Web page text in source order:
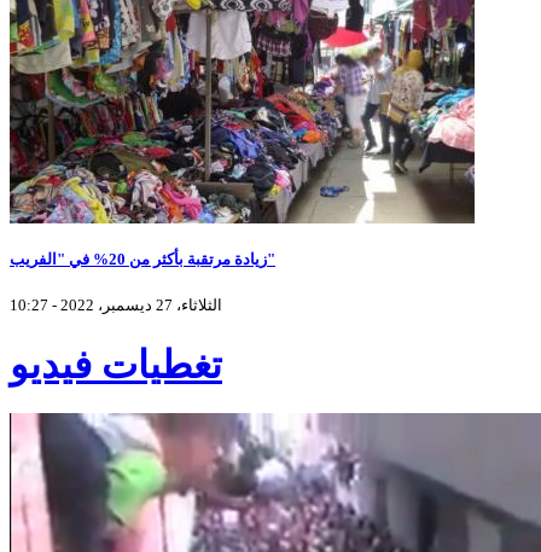
زيادة مرتقبة بأكثر من 20% في "الفريب"
الثلاثاء، 27 ديسمبر، 2022 - 10:27
تغطيات فيديو